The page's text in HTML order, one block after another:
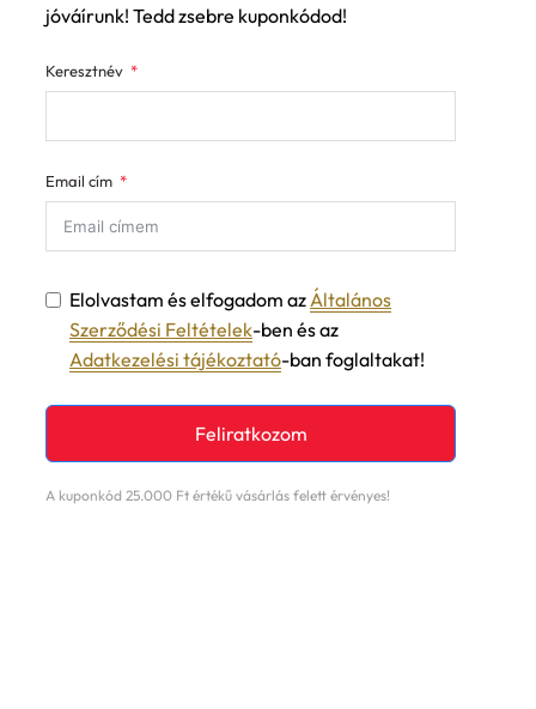
jóváírunk! Tedd zsebre kuponkódod!
Keresztnév
Email cím
Elolvastam és elfogadom azÁltalános
Szerződési Feltételek-ben és az
Adatkezelési tájékoztató-ban foglaltakat!
Feliratkozom
A kuponkód 25.000 Ft értékű vásárlás felett érvényes!